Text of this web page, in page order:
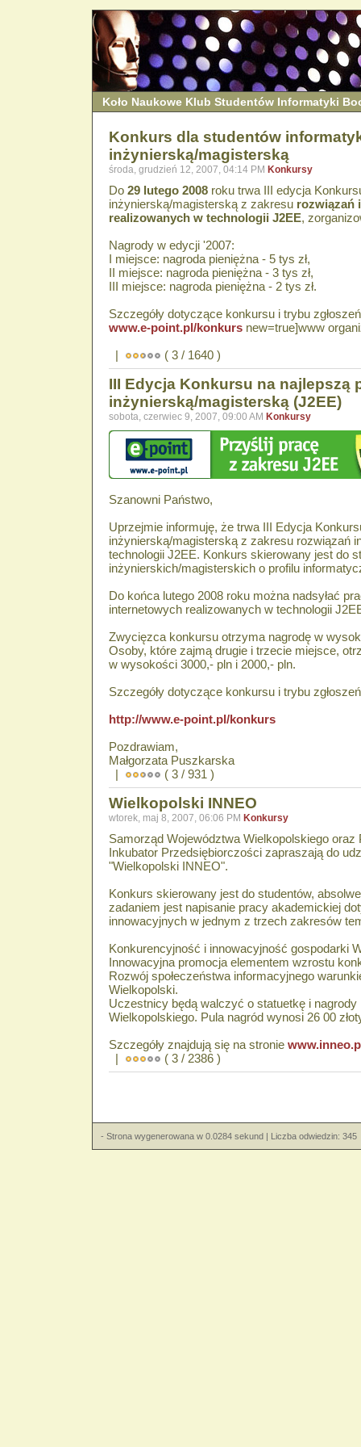
Koło Naukowe Klub Studentów Informatyki
Konkurs dla studentów
inżynierską/magisterską
środa, grudzień 12, 2007, 04:14 PM Konkursy
Do 29 lutego 2008 roku trwa III edycja
inżynierską/magisterską z zakresu rozwiązań
realizowanych w technologii J2EE,
Nagrody w edycji '2007:
I miejsce: nagroda pieniężna - 5 tys zł,
II miejsce: nagroda pieniężna - 3 tys zł,
III miejsce: nagroda pieniężna - 2 tys zł.
Szczegóły dotyczące konkursu i trybu
www.e-point.pl/konkurs new=true]www
|
( 3 / 1640 )
III Edycja Konkursu na najlepszą
inżynierską/magisterską (J2EE)
sobota, czerwiec 9, 2007, 09:00 AM Konkursy
Szanowni Państwo,
Uprzejmie informuję, że trwa III Edycja
inżynierską/magisterską z zakresu rozwiązań
technologii J2EE. Konkurs skierowany jest do
inżynierskich/magisterskich o profilu
Do końca lutego 2008 roku można nadsyłać
internetowych realizowanych w technologii
Zwycięzca konkursu otrzyma nagrodę w
Osoby, które zajmą drugie i trzecie miejsce,
w wysokości 3000,- pln i 2000,- pln.
Szczegóły dotyczące konkursu i trybu
http://www.e-point.pl/konkurs
Pozdrawiam,
Małgorzata Puszkarska
|
( 3 / 931 )
Wielkopolski INNEO
wtorek, maj 8, 2007, 06:06 PM Konkursy
Samorząd Województwa Wielkopolskiego
Inkubator Przedsiębiorczości zapraszają do
"Wielkopolski INNEO".
Konkurs skierowany jest do studentów,
zadaniem jest napisanie pracy akademickiej
innowacyjnych w jednym z trzech zakresów
Konkurencyjność i innowacyjność gospodarki
Innowacyjna promocja elementem wzrostu
Rozwój społeczeństwa informacyjnego
Wielkopolski.
Uczestnicy będą walczyć o statuetkę i nagrody
Wielkopolskiego. Pula nagród wynosi 26 00
Szczegóły znajdują się na stronie
|
( 3 / 2386 )
- Strona wygenerowana w 0.0284 sekund | Liczba odwiedzin: 345